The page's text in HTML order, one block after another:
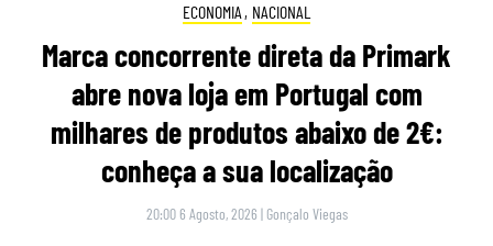
ECONOMIA , NACIONAL
Marca concorrente direta da Primark
abre nova loja em Portugal com
milhares de produtos abaixo de 2€:
conheça a sua localização
20:00 6 Agosto, 2026 | Gonçalo Viegas